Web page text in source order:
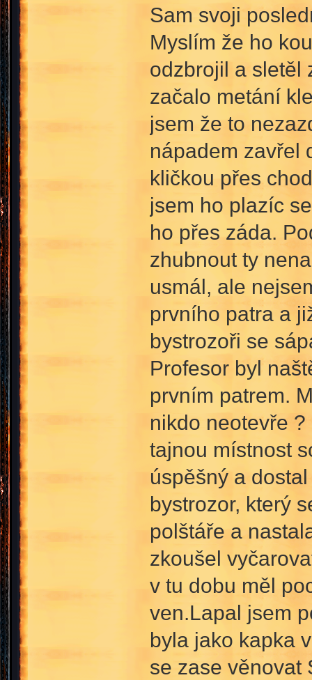
Sam svoji
Myslím že ho
odzbrojil a sletěl
začalo metání
jsem že to
nápadem zavřel
kličkou přes
jsem ho plazíc
ho přes záda.
zhubnout ty
usmál, ale
prvního patra a
bystrozoři se
Profesor byl
prvním patrem.
nikdo neotevře
tajnou místnost
úspěšný a
bystrozor, který
polštáře a
zkoušel
v tu dobu měl
ven.Lapal jsem
byla jako kapka
se zase věnovat